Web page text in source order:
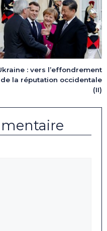
: vers l’effondrement
de la réputation occidentale
(II)